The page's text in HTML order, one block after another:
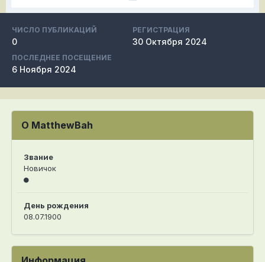
ЧИСЛО ПУБЛИКАЦИЙ
0
РЕГИСТРАЦИЯ
30 Октября 2024
ПОСЛЕДНЕЕ ПОСЕЩЕНИЕ
6 Ноября 2024
О MatthewBah
Звание
Новичок
День рождения
08.07.1900